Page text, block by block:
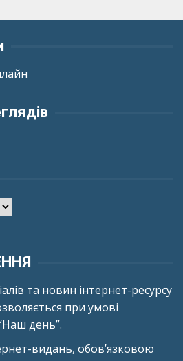
та новин інтернет-ресурсу
при умові
день”.
видань, обов’язковою